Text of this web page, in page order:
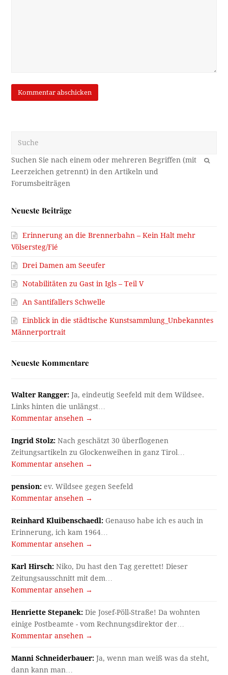
OK
Neueste Beiträge
Erinnerung an die Brennerbahn – Kein Halt mehr
Völsersteg/Fié
Drei Damen am Seeufer
Notabilitäten zu Gast in Igls – Teil V
An Santifallers Schwelle
Einblick in die städtische Kunstsammlung_Unbekanntes
Männerportrait
Neueste Kommentare
Walter Rangger: Ja, eindeutig Seefeld mit dem Wildsee.
Links hinten die unlängst…
Kommentar ansehen →
Ingrid Stolz: Nach geschätzt 30 überflogenen
Zeitungsartikeln zu Glockenweihen in ganz Tirol…
Kommentar ansehen →
pension: ev. Wildsee gegen Seefeld
Kommentar ansehen →
Reinhard Kluibenschaedl: Genauso habe ich es auch in
Erinnerung, ich kam 1964…
Kommentar ansehen →
Karl Hirsch: Niko, Du hast den Tag gerettet! Dieser
Zeitungsausschnitt mit dem…
Kommentar ansehen →
Henriette Stepanek: Die Josef-Pöll-Straße! Da wohnten
einige Postbeamte - vom Rechnungsdirektor der…
Kommentar ansehen →
Manni Schneiderbauer: Ja, wenn man weiß was da steht,
dann kann man…